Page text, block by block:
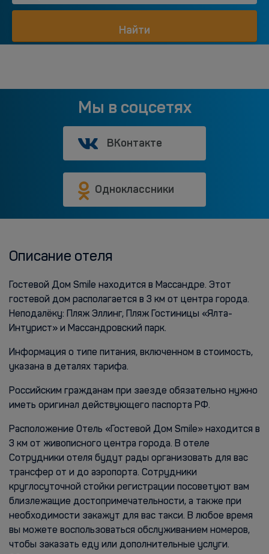
Найти
Мы в соцсетях
ВКонтакте
Одноклассники
Описание отеля
Гостевой Дом Smile находится в Массандре. Этот
гостевой дом располагается в 3 км от центра города.
Неподалёку: Пляж Эллинг, Пляж Гостиницы «Ялта-
Интурист» и Массандровский парк.
Информация о типе питания, включенном в стоимость,
указана в деталях тарифа.
Российским гражданам при заезде обязательно нужно
иметь оригинал действующего паспорта РФ.
Расположение Отель «Гостевой Дом Smile» находится в
3 км от живописного центра города. В отеле
Сотрудники отеля будут рады организовать для вас
трансфер от и до аэропорта. Сотрудники
круглосуточной стойки регистрации посоветуют вам
близлежащие достопримечательности, а также при
необходимости закажут для вас такси. В любое время
вы можете воспользоваться обслуживанием номеров,
чтобы заказать еду или дополнительные услуги.